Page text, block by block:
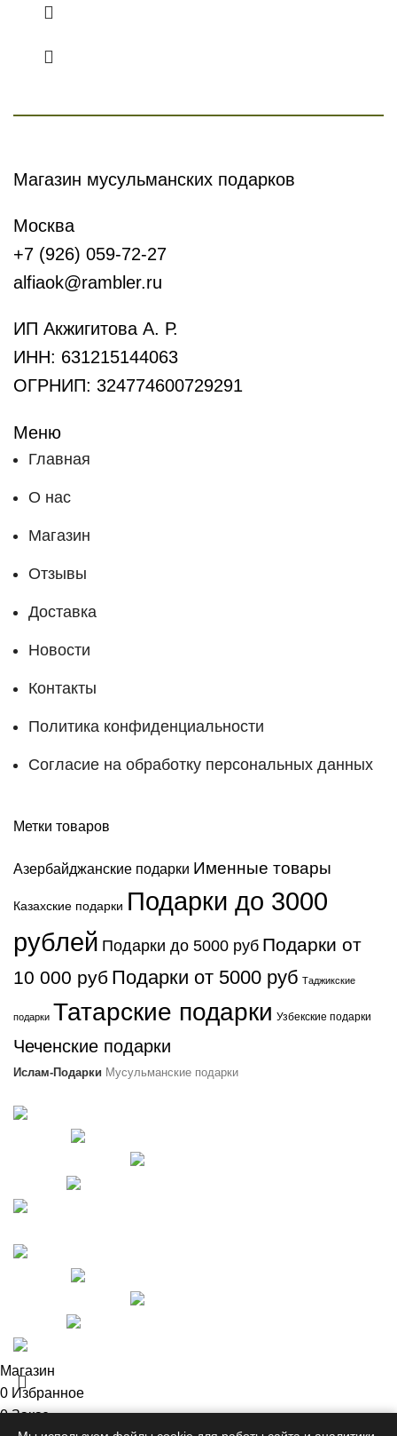
Магазин мусульманских подарков
Москва
+7 (926) 059-72-27
alfiaok@rambler.ru
ИП Акжигитова А. Р.
ИНН: 631215144063
ОГРНИП: 324774600729291
Меню
Главная
О нас
Магазин
Отзывы
Доставка
Новости
Контакты
Политика конфиденциальности
Согласие на обработку персональных данных
Метки товаров
Азербайджанские подарки Именные товары
Казахские подарки Подарки до 3000
рублей Подарки до 5000 руб Подарки от
10 000 руб Подарки от 5000 руб Таджикские
подарки Татарские подарки Узбекские подарки
Чеченские подарки
Ислам-Подарки Мусульманские подарки
Магазин
0 Избранное
0Заказ